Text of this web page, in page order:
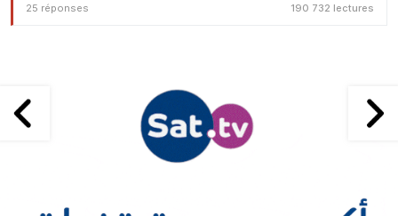
25 réponses 190 732 lectures